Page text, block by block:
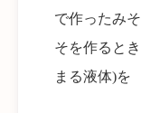
で作ったみ
そを作ると
まる液体)を